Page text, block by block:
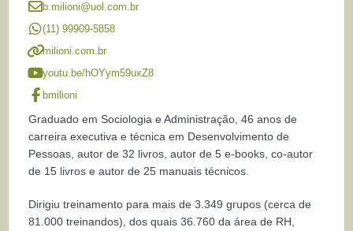
b.milioni@uol.com.br
(11) 99909-5858
milioni.com.br
youtu.be/hOYym59uxZ8
bmilioni
Graduado em Sociologia e Administração, 46 anos de
carreira executiva e técnica em Desenvolvimento de
Pessoas, autor de 32 livros, autor de 5 e-books, co-autor
de 15 livros e autor de 25 manuais técnicos.
Dirigiu treinamento para mais de 3.349 grupos (cerca de
81.000 treinandos), dos quais 36.760 da área de RH,